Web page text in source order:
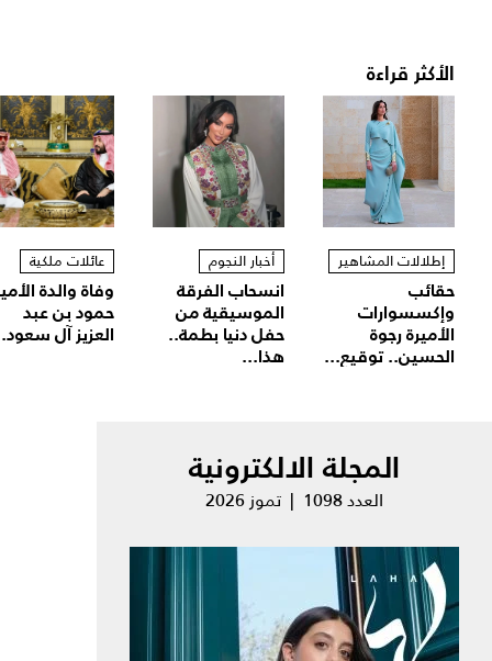
الأكثر قراءة
إطلالات المشاهير
حقائب
وإكسسوارات
الأميرة رجوة
الحسين.. توقيع...
أخبار النجوم
انسحاب الفرقة
الموسيقية من
حفل دنيا بطمة..
هذا...
عائلات ملكية
وفاة والدة
حمود بن عبد
العزيز آل
المجلة الالكترونية
العدد 1098 | تموز 2026